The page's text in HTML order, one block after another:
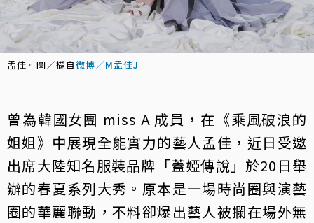
孟佳。圖／擷自微博／M孟佳J
曾為韓國女團 miss A 成員，在《乘風破浪的
姐姐》中展現全能實力的藝人孟佳，近日受邀
出席大陸知名服裝品牌「蓋婭傳說」於20日舉
辦的春夏系列大秀。原本是一場時尚圈與演藝
圈的華麗聯動，不料卻爆出藝人被攔在場外無